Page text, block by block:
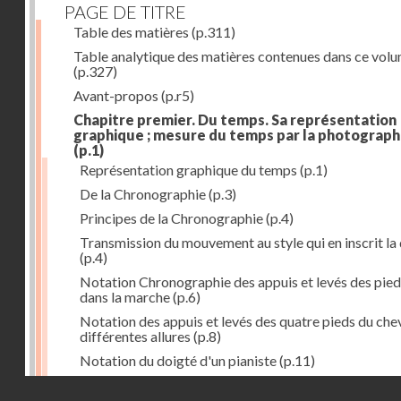
PAGE DE TITRE
Table des matières (p.311)
Table analytique des matières contenues dans ce
(p.327)
Avant-propos (p.r5)
Chapitre premier. Du temps. Sa représentation
graphique ; mesure du temps par la
(p.1)
Représentation graphique du temps (p.1)
De la Chronographie(p.3)
Principes de la Chronographie(p.4)
Transmission du mouvement au style qui en inscrit la
(p.4)
Notation Chronographie des appuis et levés des
dans la marche(p.6)
Notation des appuis et levés des quatre pieds du
différentes allures (p.8)
Notation du doigté d'un pianiste(p.11)